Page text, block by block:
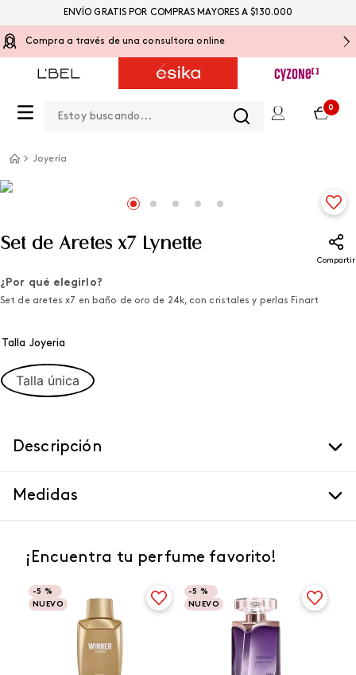
Compra a través de una consultora online
0
ENVÍO GRATIS POR COMPRAS MAYORES A $130.000
Joyería
Set de Aretes x7 Lynette
Compartir
¿Por qué elegirlo?
Set de aretes x7 en baño de oro de 24k, con cristales y perlas Finart
Talla Joyeria
Talla única
Descripción
Medidas
¡Encuentra tu perfume favorito!
-5 %
NUEVO
-5 %
NUEVO